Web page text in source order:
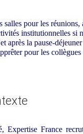
pour les réunions,
institutionnelles si
après la pause-déjeuner
pour les
France